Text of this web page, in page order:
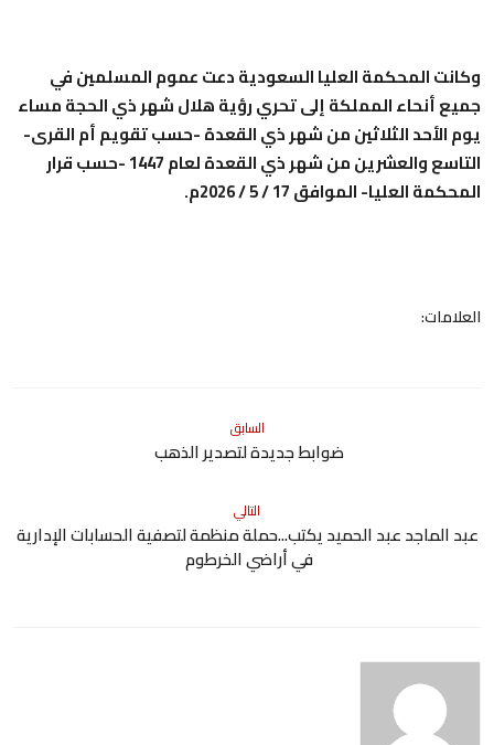
وكانت المحكمة العليا السعودية دعت عموم المسلمين في
جميع أنحاء المملكة إلى تحري رؤية هلال شهر ذي الحجة مساء
يوم الأحد الثلاثين من شهر ذي القعدة -حسب تقويم أم القرى-
التاسع والعشرين من شهر ذي القعدة لعام 1447 -حسب قرار
المحكمة العليا- الموافق 17 / 5 / 2026م.
العلامات:
السابق
ضوابط جديدة لتصدير الذهب
التالي
عبد الماجد عبد الحميد يكتب...حملة منظمة لتصفية الحسابات الإدارية
في أراضي الخرطوم